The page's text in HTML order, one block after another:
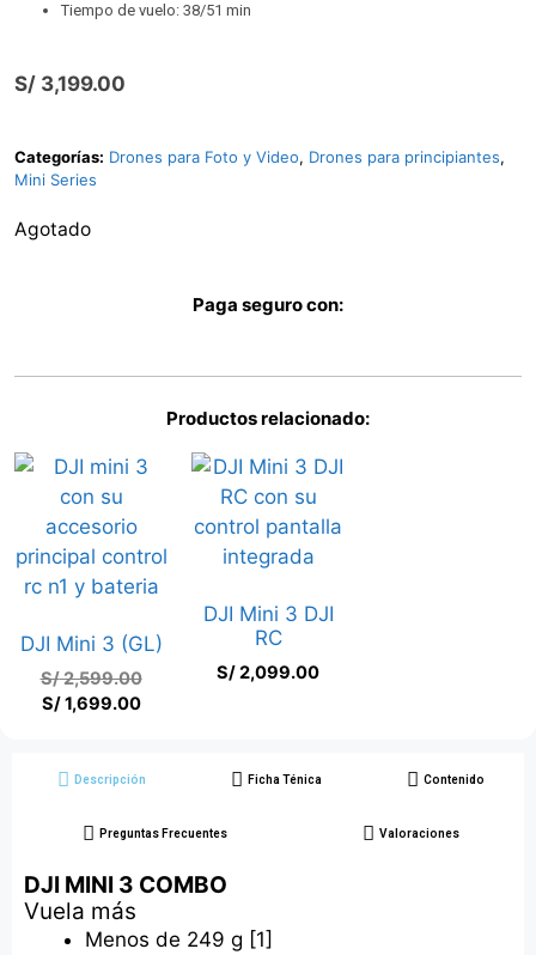
Tiempo de vuelo: 38/51 min
S/ 3,199.00
Categorías: Drones para Foto y Video, Drones para principiantes,
Mini Series
Agotado
Paga seguro con:
Productos relacionado:
DJI Mini 3 (GL)
S/2,599.00
S/1,699.00
DJI Mini 3 DJI
RC
S/2,099.00
Descripción Ficha Ténica Contenido
Preguntas Frecuentes Valoraciones
DJI MINI 3 COMBO
Vuela más
Menos de 249 g [1]